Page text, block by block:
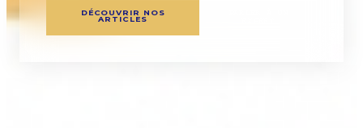
DÉCOUVRIR NOS
ARTICLES